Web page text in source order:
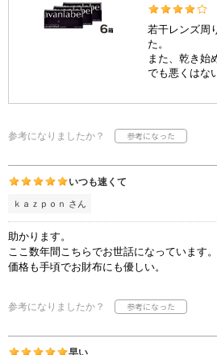
若干レンズ周
た。
また、乾き始
でも悪くはな
参考になりましたか？
いつも速くて
ｋａｚｐｏｎ さん
助かります。
ここ数年間こちらでお世話になっています。
価格も手頃でお財布にも優しい。
参考になりましたか？
早い